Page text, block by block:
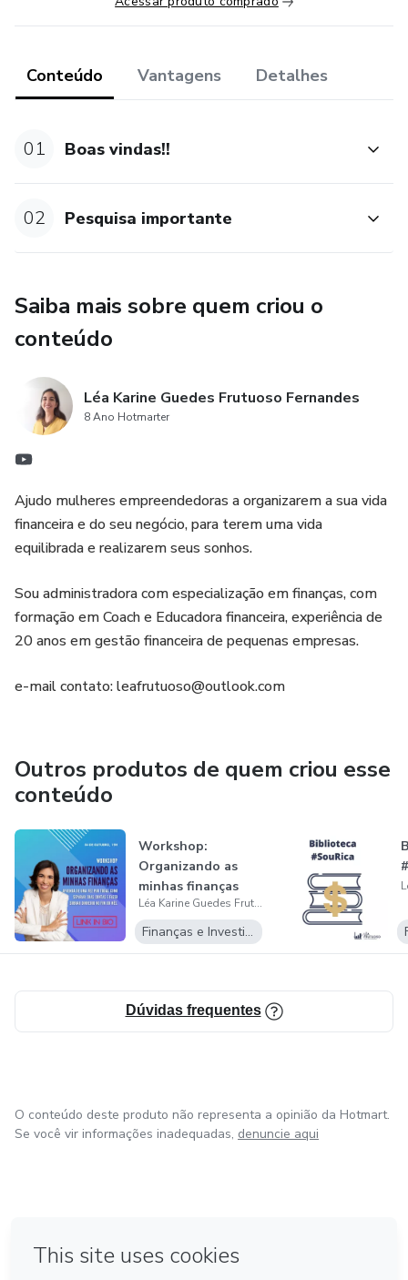
comprador declara estar ciente dessas informações. Os
antes mesmo da conclusão da compra."
Conteúdo Vantagens Detalhes
01 Boas vindas!!
02 Pesquisa importante
Saiba mais sobre quem criou o
conteúdo
Léa Karine Guedes Frutuoso Fernandes
8 Ano Hotmarter
Ajudo mulheres empreendedoras a organizarem a sua vida
financeira e do seu negócio, para terem uma vida
equilibrada e realizarem seus sonhos.
Sou administradora com especialização em finanças, com
formação em Coach e Educadora financeira, experiência de
20 anos em gestão financeira de pequenas empresas.
e-mail contato: leafrutuoso@outlook.com
Outros produtos de quem criou esse
conteúdo
Workshop:
Organizando as
minhas finanças
Léa Karine Guedes Frutuoso Fernandes
Finanças e Investimentos
Dúvidas frequentes
O conteúdo deste produto não representa a opinião da Hotmart.
Se você vir informações inadequadas, denuncie aqui